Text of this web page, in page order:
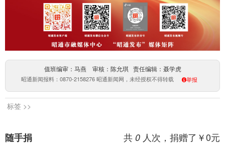
值班编审：马燕 审核：陈允琪 责任编辑：聂学虎
昭通新闻报料：0870-2158276 昭通新闻网，未经授权不得转载 举报
标签 >>
共 0 人次，捐赠了￥0元
随手捐